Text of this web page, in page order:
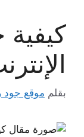
بقلم موقع جود